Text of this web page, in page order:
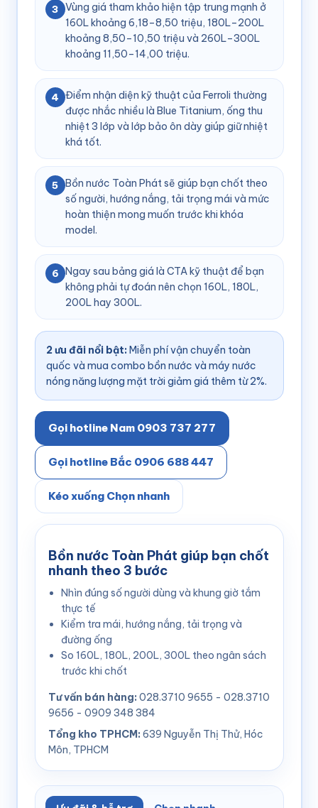
3 Vùng giá tham khảo hiện tập trung mạnh ở
160L khoảng 6,18–8,50 triệu, 180L–200L
khoảng 8,50–10,50 triệu và 260L–300L
khoảng 11,50–14,00 triệu.
4 Điểm nhận diện kỹ thuật của Ferroli thường
được nhắc nhiều là Blue Titanium, ống thu
nhiệt 3 lớp và lớp bảo ôn dày giúp giữ nhiệt
khá tốt.
5 Bồn nước Toàn Phát sẽ giúp bạn chốt theo
số người, hướng nắng, tải trọng mái và mức
hoàn thiện mong muốn trước khi khóa
model.
6 Ngay sau bảng giá là CTA kỹ thuật để bạn
không phải tự đoán nên chọn 160L, 180L,
200L hay 300L.
2 ưu đãi nổi bật: Miễn phí vận chuyển toàn
quốc và mua combo bồn nước và máy nước
nóng năng lượng mặt trời giảm giá thêm từ 2%.
Gọi hotline Nam 0903 737 277
Gọi hotline Bắc 0906 688 447
Kéo xuống Chọn nhanh
Bồn nước Toàn Phát giúp bạn chốt
nhanh theo 3 bước
Nhìn đúng số người dùng và khung giờ tắm
thực tế
Kiểm tra mái, hướng nắng, tải trọng và
đường ống
So 160L, 180L, 200L, 300L theo ngân sách
trước khi chốt
Tư vấn bán hàng: 028.3710 9655 - 028.3710
9656 - 0909 348 384
Tổng kho TPHCM: 639 Nguyễn Thị Thử, Hóc
Môn, TPHCM